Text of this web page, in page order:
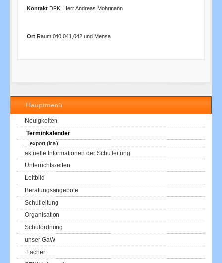
Hauptmenü
Neuigkeiten
Terminkalender
export (ical)
aktuelle Informationen der Schulleitung
Unterrichtszeiten
Leitbild
Beratungsangebote
Schulleitung
Organisation
Schulordnung
unser GaW
Fächer
Kontakt DRK, Herr Andreas Mohrmann
Ort Raum 040,041,042 und Mensa